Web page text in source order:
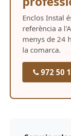
Enclos Instal
referència a
menys de 24
la comarca.
972 50